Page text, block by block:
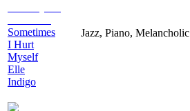
Sometimes
I Hurt
Myself
Elle
Indigo
Jazz, Piano, Melancholic